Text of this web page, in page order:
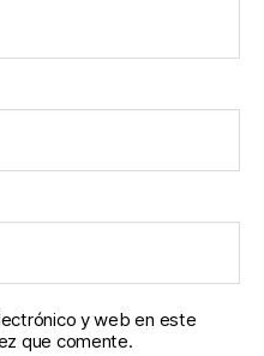
y web en este
que comente.